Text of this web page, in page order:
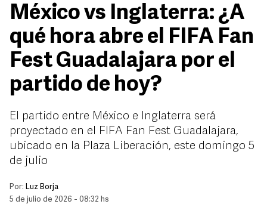
México vs Inglaterra: ¿A
qué hora abre el FIFA Fan
Fest Guadalajara por el
partido de hoy?
El partido entre México e Inglaterra será
proyectado en el FIFA Fan Fest Guadalajara,
ubicado en la Plaza Liberación, este domingo 5
de julio
Por: Luz Borja
5 de julio de 2026 - 08:32 hs